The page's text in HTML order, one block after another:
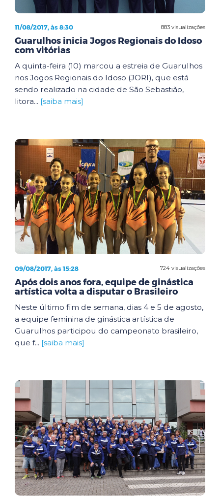
883 visualizações
11/08/2017, às 8:30
Guarulhos inicia Jogos Regionais do Idoso
com vitórias
A quinta-feira (10) marcou a estreia de Guarulhos
nos Jogos Regionais do Idoso (JORI), que está
sendo realizado na cidade de São Sebastião,
litora... [saiba mais]
724 visualizações
09/08/2017, às 15:28
Após dois anos fora, equipe de ginástica
artística volta a disputar o Brasileiro
Neste último fim de semana, dias 4 e 5 de agosto,
a equipe feminina de ginástica artística de
Guarulhos participou do campeonato brasileiro,
que f... [saiba mais]